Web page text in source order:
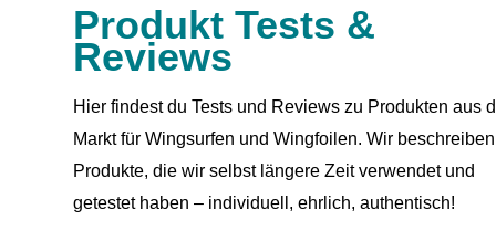
Produkt Tests &
Reviews
Hier findest du Tests und Reviews zu Produkten aus
Markt für Wingsurfen und Wingfoilen. Wir beschreiben
Produkte, die wir selbst längere Zeit verwendet und
getestet haben – individuell, ehrlich, authentisch!